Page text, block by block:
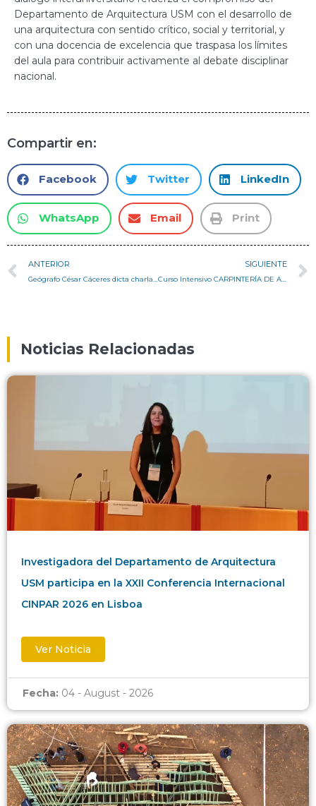
Departamento de Arquitectura USM con el desarrollo de
una arquitectura con sentido crítico, social y territorial, y
con una docencia de excelencia que traspasa los límites
del aula para contribuir activamente al debate disciplinar
nacional.
Compartir en:
Facebook Twitter LinkedIn
WhatsApp Email Print
ANTERIOR SIGUIENTE
Curso Intensivo CARPINTERÍA DE ARMAR CHILOTA reunió a estudiantes de Arquitectura en la UTFSM
Noticias Relacionadas
Investigadora del Departamento de Arquitectura
USM participa en la XXII Conferencia Internacional
CINPAR 2026 en Lisboa
Ver Noticia
Fecha: 04 - August - 2026